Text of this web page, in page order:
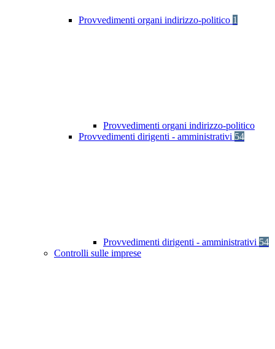
Provvedimenti organi indirizzo-politico 1
Provvedimenti organi indirizzo-politico
Provvedimenti dirigenti - amministrativi 54
Provvedimenti dirigenti - amministrativi 54
Controlli sulle imprese